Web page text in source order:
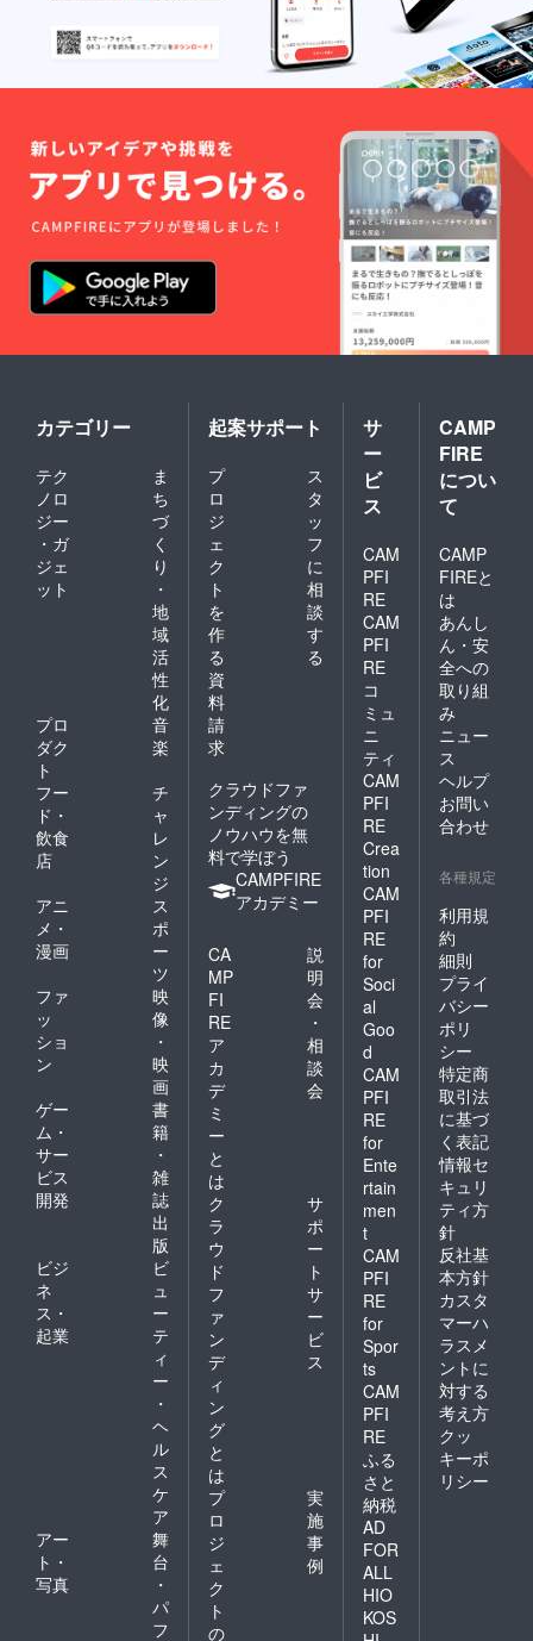
カテゴリー
テク
ノロ
ジー
・ガ
ジェ
ット
ま
ち
づ
く
り
・
地
域
活
性
化
プロ
ダク
ト
音
楽
フー
ド・
飲食
店
チ
ャ
レ
ン
ジ
アニ
メ・
漫画
ス
ポ
ー
ツ
ファ
ッ
ショ
ン
映
像
・
映
画
ゲー
ム・
サー
ビス
開発
書
籍
・
雑
誌
出
版
ビジ
ネ
ス・
起業
ビ
ュ
ー
テ
ィ
ー
・
ヘ
ル
ス
ケ
ア
アー
ト・
写真
舞
台
・
パ
フ
起案サポート
プ
ロ
ジ
ェ
ク
ト
を
作
る
ス
タ
ッ
フ
に
相
談
す
る
資
料
請
求
クラウドファ
ンディングの
ノウハウを無
料で学ぼう
CAMPFIRE
アカデミー
CA
MP
FI
RE
ア
カ
デ
ミ
ー
と
は
説
明
会
・
相
談
会
ク
ラ
ウ
ド
フ
ァ
ン
デ
ィ
ン
グ
と
は
サ
ポ
ー
ト
サ
ー
ビ
ス
プ
ロ
ジ
ェ
ク
ト
の
実
施
事
例
サ
ー
ビ
ス
CAM
PFI
RE
CAM
PFI
RE
コ
ミュ
ニ
ティ
CAM
PFI
RE
Crea
tion
CAM
PFI
RE
for
Soci
al
Goo
d
CAM
PFI
RE
for
Ente
rtain
men
t
CAM
PFI
RE
for
Spor
ts
CAM
PFI
RE
ふる
さと
納税
AD
FOR
ALL
HIO
KOS
CAMP
FIRE
につい
て
CAMP
FIREと
は
あんし
ん・安
全への
取り組
み
ニュー
ス
ヘルプ
お問い
合わせ
各種規定
利用規
約
細則
プライ
バシー
ポリ
シー
特定商
取引法
に基づ
く表記
情報セ
キュリ
ティ方
針
反社基
本方針
カスタ
マーハ
ラスメ
ントに
対する
考え方
クッ
キーポ
リシー